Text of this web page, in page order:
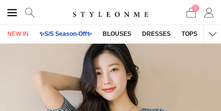
0
NEW IN ✨S/S Season-Off✨ BLOUSES DRESSES TOPS